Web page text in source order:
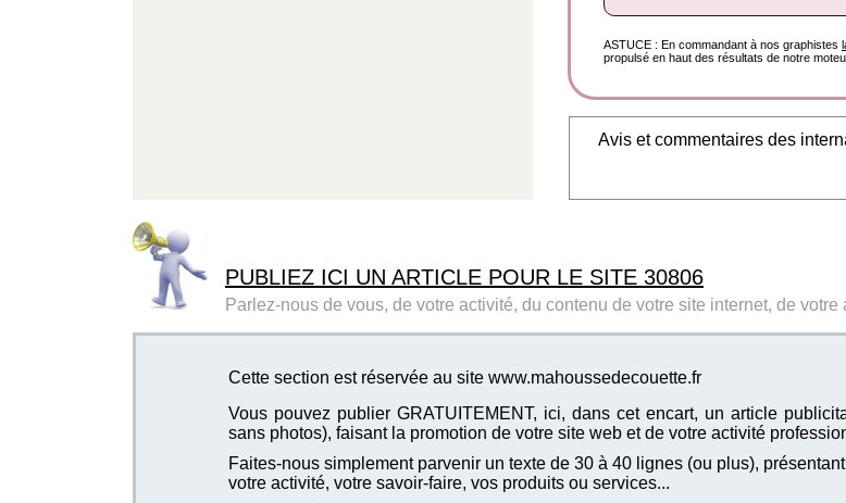
ASTUCE : En commandant à nos graphistes
propulsé en haut des résultats de notre
Avis et commentaires des
PUBLIEZ ICI UN ARTICLE POUR LE SITE 30806
Parlez-nous de vous, de votre activité, du contenu de votre site internet, de
Cette section est réservée au site www.mahoussedecouette.fr
Vous pouvez publier GRATUITEMENT, ici, dans cet encart, un article
sans photos), faisant la promotion de votre site web et de votre activité
Faites-nous simplement parvenir un texte de 30 à 40 lignes (ou plus),
votre activité, votre savoir-faire, vos produits ou services...